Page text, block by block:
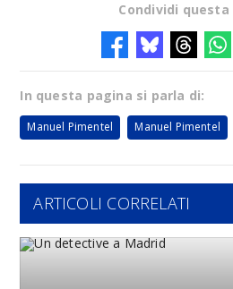
Condividi questa
In questa pagina si parla di:
Manuel Pimentel Manuel Pimentel
ARTICOLI CORRELATI